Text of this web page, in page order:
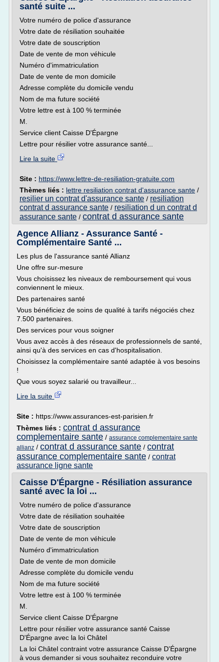
santé suite ...
Votre numéro de police d'assurance
Votre date de résiliation souhaitée
Votre date de souscription
Date de vente de mon véhicule
Numéro d'immatriculation
Date de vente de mon domicile
Adresse complète du domicile vendu
Nom de ma future société
Votre lettre est à 100 % terminée
M.
Service client Caisse D'Épargne
Lettre pour résilier votre assurance santé...
Lire la suite
Site : https://www.lettre-de-resiliation-gratuite.com
Thèmes liés : lettre resiliation contrat d'assurance sante /
resilier un contrat d'assurance sante / resiliation
contrat d assurance sante / resiliation d un contrat d
assurance sante / contrat d assurance sante
Agence Allianz - Assurance Santé -
Complémentaire Santé ...
Les plus de l'assurance santé Allianz
Une offre sur-mesure
Vous choisissez les niveaux de remboursement qui vous
conviennent le mieux.
Des partenaires santé
Vous bénéficiez de soins de qualité à tarifs négociés chez
7.500 partenaires.
Des services pour vous soigner
Vous avez accès à des réseaux de professionnels de santé,
ainsi qu'à des services en cas d'hospitalisation.
Choisissez la complémentaire santé adaptée à vos besoins
!
Que vous soyez salarié ou travailleur...
Lire la suite
Site : https://www.assurances-est-parisien.fr
Thèmes liés : contrat d assurance
complementaire sante / assurance complementaire sante
allianz / contrat d assurance sante / contrat
assurance complementaire sante / contrat
assurance ligne sante
Caisse D'Épargne - Résiliation assurance
santé avec la loi ...
Votre numéro de police d'assurance
Votre date de résiliation souhaitée
Votre date de souscription
Date de vente de mon véhicule
Numéro d'immatriculation
Date de vente de mon domicile
Adresse complète du domicile vendu
Nom de ma future société
Votre lettre est à 100 % terminée
M.
Service client Caisse D'Épargne
Lettre pour résilier votre assurance santé Caisse
D'Épargne avec la loi Châtel
La loi Châtel contraint votre assurance Caisse D'Épargne
à vous demander si vous souhaitez reconduire votre